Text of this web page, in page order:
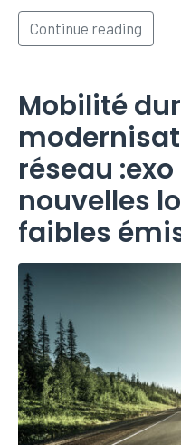
Continue reading
Mobilité
réseau
nouvelles
faibles